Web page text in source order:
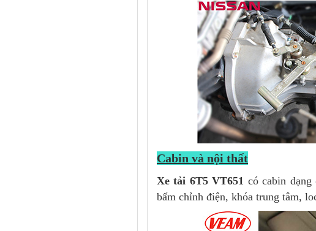
Cabin và nội thất
Xe tải 6T5 VT651có cabin dạng
bấm chỉnh điện, khóa trung tâm,